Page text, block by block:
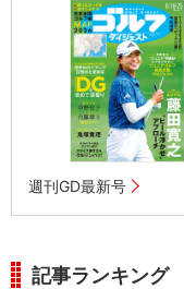
週刊GD最新号
記事ランキング